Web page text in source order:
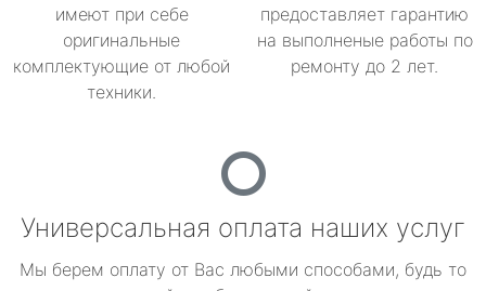
имеют при себе
оригинальные
комплектующие от любой
техники.
предоставляет гарантию
на выполненые работы по
ремонту до 2 лет.
Универсальная оплата наших услуг
Мы берем оплату от Вас любыми способами, будь то